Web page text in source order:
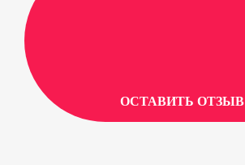
ОСТАВИТЬ ОТЗЫВ